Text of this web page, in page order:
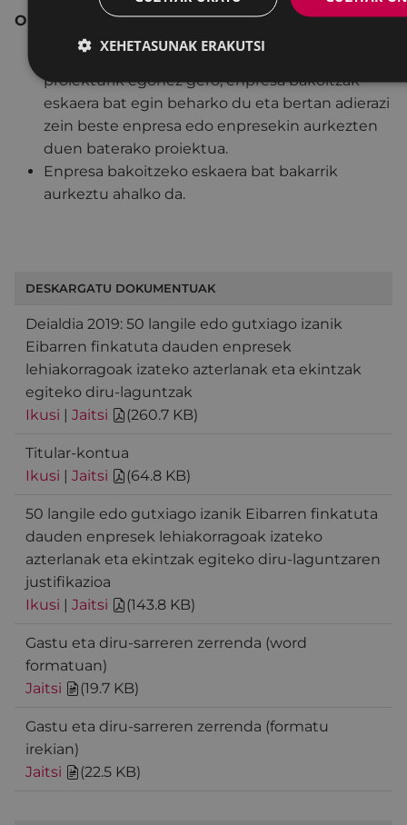
Oharrak:
Enpresa bat baino gehiagoren baterako
proiekturik egonez gero, enpresa bakoitzak
eskaera bat egin beharko du eta bertan adierazi
zein beste enpresa edo enpresekin aurkezten
duen baterako proiektua.
Enpresa bakoitzeko eskaera bat bakarrik
aurkeztu ahalko da.
DESKARGATU DOKUMENTUAK
Deialdia 2019: 50 langile edo gutxiago izanik
Eibarren finkatuta dauden enpresek
lehiakorragoak izateko azterlanak eta ekintzak
egiteko diru-laguntzak
Ikusi | Jaitsi (260.7 KB)
Titular-kontua
Ikusi | Jaitsi (64.8 KB)
50 langile edo gutxiago izanik Eibarren finkatuta
dauden enpresek lehiakorragoak izateko
azterlanak eta ekintzak egiteko diru-laguntzaren
justifikazioa
Ikusi | Jaitsi (143.8 KB)
Gastu eta diru-sarreren zerrenda (word
formatuan)
Jaitsi
(19.7 KB)
Gastu eta diru-sarreren zerrenda (formatu
irekian)
Jaitsi
(22.5 KB)
XEHETASUNAK ERAKUTSI